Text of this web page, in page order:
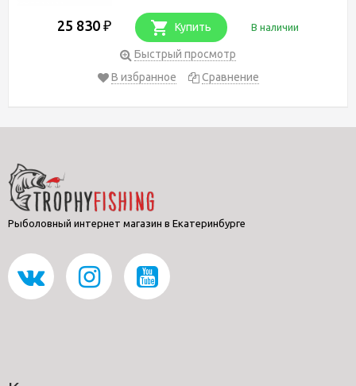
25 830 ₽ Купить В наличии
Быстрый просмотр
В избранное
Сравнение
Рыболовный интернет магазин в Екатеринбурге